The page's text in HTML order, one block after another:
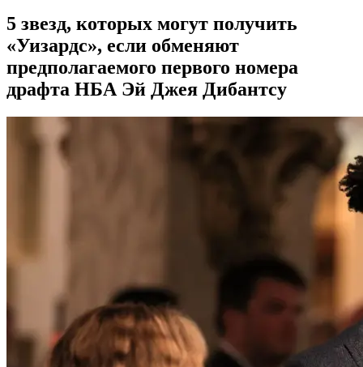
5 звезд, которых могут получить
«Уизардс», если обменяют
предполагаемого первого номера
драфта НБА Эй Джея Дибантсу